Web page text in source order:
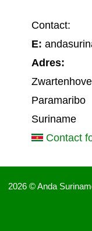
Contact:
E:
Adres:
Paramaribo
Suriname
Contact
2026 © Anda